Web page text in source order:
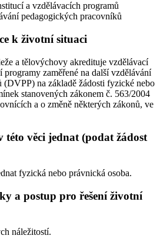
a vzdělávacích programů
pedagogických pracovníků
k životní situaci
a tělovýchovy akredituje vzdělávací
zaměřené na další vzdělávání
na základě žádosti fyzické nebo
stanovených zákonem č. 563/2004
a o změně některých zákonů, ve
věci jednat (podat žádost
fyzická nebo právnická osoba.
a postup pro řešení životní
náležitostí.